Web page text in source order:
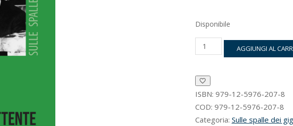
Disponibile
Alberto
Predieri,
combattente
quantità
AGGIUNGI AL
ISBN: 979-12-5976-207-8
COD: 979-12-5976-207-8
Categoria: Sulle spalle dei